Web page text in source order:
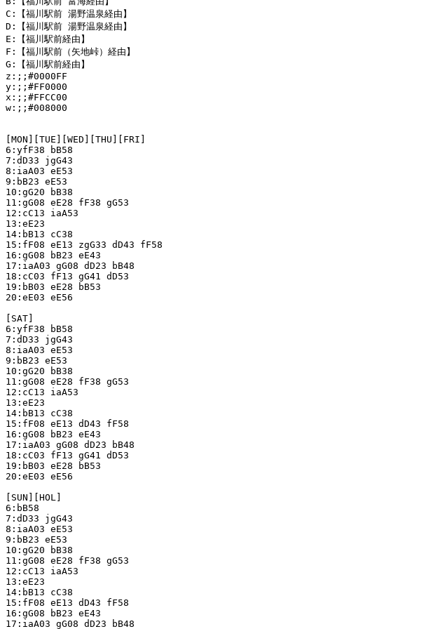
C:【福川駅前 湯野温泉経由】
D:【福川駅前 湯野温泉経由】
E:【福川駅前経由】
F:【福川駅前（矢地峠）経由】
G:【福川駅前経由】
z:;;#0000FF
y:;;#FF0000
x:;;#FFCC00
w:;;#008000
[MON][TUE][WED][THU][FRI]
6:yfF38 bB58
7:dD33 jgG43
8:iaA03 eE53
9:bB23 eE53
10:gG20 bB38
11:gG08 eE28 fF38 gG53
12:cC13 iaA53
13:eE23
14:bB13 cC38
15:fF08 eE13 zgG33 dD43 fF58
16:gG08 bB23 eE43
17:iaA03 gG08 dD23 bB48
18:cC03 fF13 gG41 dD53
19:bB03 eE28 bB53
20:eE03 eE56
[SAT]
6:yfF38 bB58
7:dD33 jgG43
8:iaA03 eE53
9:bB23 eE53
10:gG20 bB38
11:gG08 eE28 fF38 gG53
12:cC13 iaA53
13:eE23
14:bB13 cC38
15:fF08 eE13 dD43 fF58
16:gG08 bB23 eE43
17:iaA03 gG08 dD23 bB48
18:cC03 fF13 gG41 dD53
19:bB03 eE28 bB53
20:eE03 eE56
[SUN][HOL]
6:bB58
7:dD33 jgG43
8:iaA03 eE53
9:bB23 eE53
10:gG20 bB38
11:gG08 eE28 fF38 gG53
12:cC13 iaA53
13:eE23
14:bB13 cC38
15:fF08 eE13 dD43 fF58
16:gG08 bB23 eE43
17:iaA03 gG08 dD23 bB48